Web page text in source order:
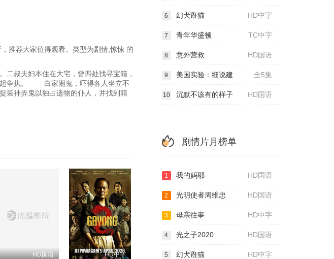
推荐大家值得观看。类型为剧情,惊悚 的
二叔夫妇本住在大宅，曾四处找寻宝箱，
起争执。 白家闹鬼，吓得各人坐立不
装神弄鬼以独占遗物的仆人，并找到箱
HD国语 HD中字
HD中字
6 幻犬诳猫
TC中字
7 青年华盛顿
HD国语
8 意外营救
全5集
9 美国实验：细说建
HD国语
10 沉默不该有的样子
剧情片月榜单
HD国语
1 我的妈耶
HD国语
2 光明使者周维忠
HD中字
3 母亲往事
HD国语
4 光之子2020
HD中字
5 幻犬诳猫